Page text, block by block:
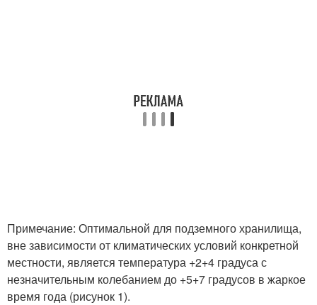
Примечание: Оптимальной для подземного хранилища,
вне зависимости от климатических условий конкретной
местности, является температура +2+4 градуса с
незначительным колебанием до +5+7 градусов в жаркое
время года (рисунок 1).